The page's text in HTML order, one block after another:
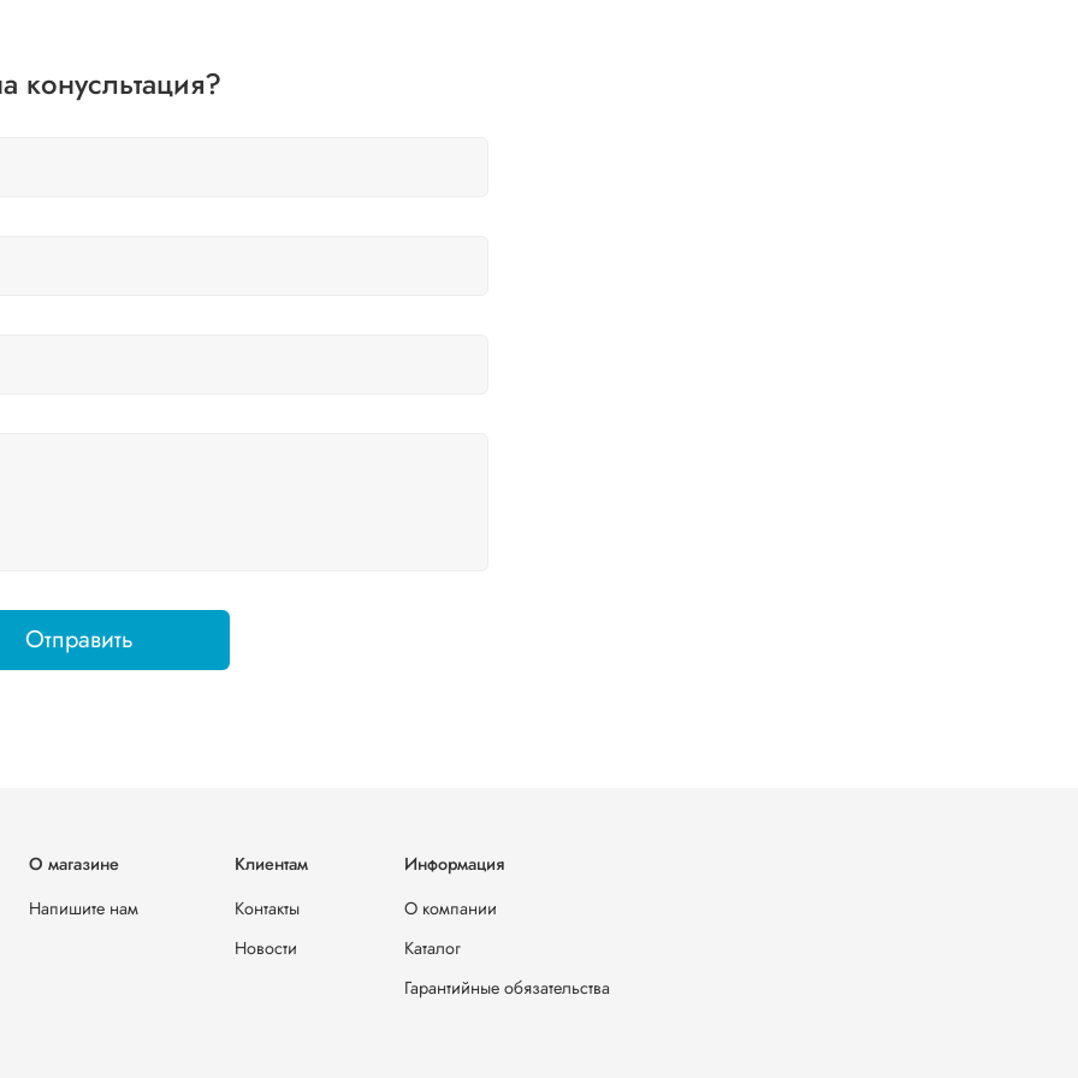
конусльтация?
Отправить
О магазине
Напишите нам
Клиентам
Контакты
Новости
Информация
О компании
Каталог
Гарантийные обязательства